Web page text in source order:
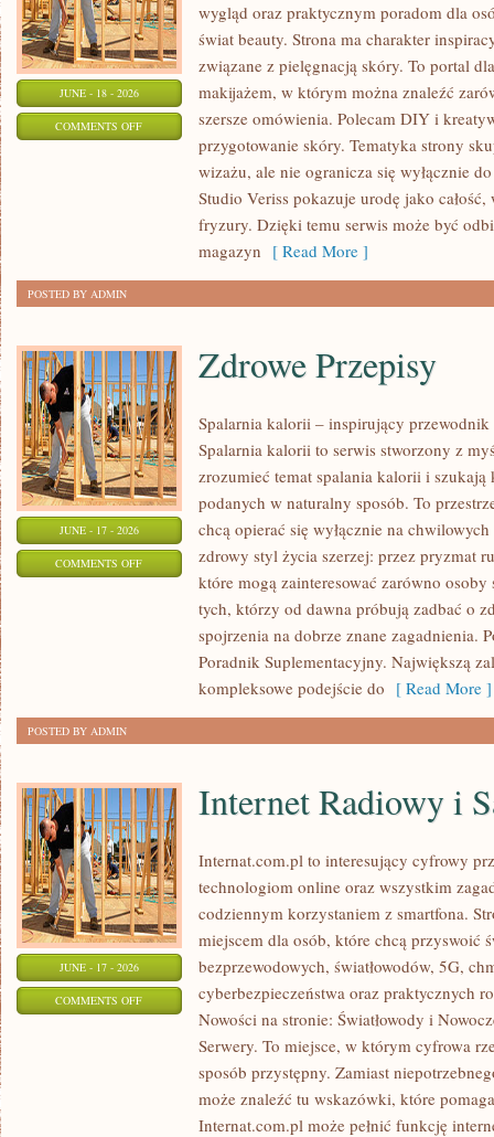
JUNE - 18 - 2026
COMMENTS OFFON
PROFESJONALNE
WIZAŻYSTÓW
wygląd oraz praktycznym poradom dla
świat beauty. Strona ma charakter
związane z pielęgnacją skóry. To portal
makijażem, w którym można znaleźć
szersze omówienia. Polecam DIY i
przygotowanie skóry. Tematyka strony
wizażu, ale nie ogranicza się wyłącznie
Studio Veriss pokazuje urodę jako
fryzury. Dzięki temu serwis może być
magazyn [ Read More ]
POSTED BY ADMIN
JUNE - 17 - 2026
COMMENTS OFFON
Zdrowe Przepisy
Spalarnia kalorii – inspirujący
Spalarnia kalorii to serwis stworzony z
zrozumieć temat spalania kalorii i
podanych w naturalny sposób. To
chcą opierać się wyłącznie na
zdrowy styl życia szerzej: przez pryzmat
które mogą zainteresować zarówno
tych, którzy od dawna próbują zadbać o
spojrzenia na dobrze znane zagadnienia.
Poradnik Suplementacyjny. Największą
kompleksowe podejście do [ Read More ]
POSTED BY ADMIN
JUNE - 17 - 2026
COMMENTS OFFON
SATELITARNY
Internet Radiowy i
Internat.com.pl to interesujący cyfrowy
technologiom online oraz wszystkim
codziennym korzystaniem z smartfona.
miejscem dla osób, które chcą przyswoić
bezprzewodowych, światłowodów, 5G,
cyberbezpieczeństwa oraz praktycznych
Nowości na stronie: Światłowody i
Serwery. To miejsce, w którym cyfrowa
sposób przystępny. Zamiast
może znaleźć tu wskazówki, które
Internat.com.pl może pełnić funkcję